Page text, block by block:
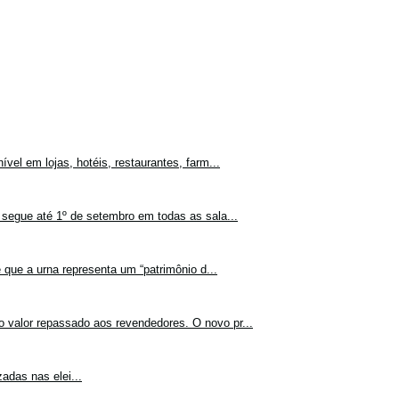
em lojas, hotéis, restaurantes, farm...
até 1º de setembro em todas as sala...
a urna representa um “patrimônio d...
repassado aos revendedores. O novo pr...
nas elei...